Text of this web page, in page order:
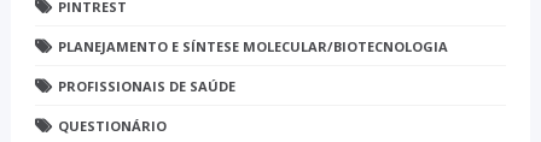
PINTREST
PLANEJAMENTO E SÍNTESE MOLECULAR/BIOTECNOLOGIA
PROFISSIONAIS DE SAÚDE
QUESTIONÁRIO